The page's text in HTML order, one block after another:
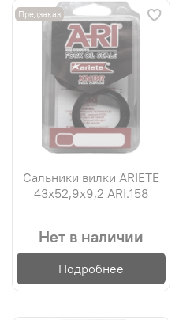
Предзаказ
Сальники вилки ARIETE
43х52,9х9,2 ARI.158
Нет в наличии
Подробнее